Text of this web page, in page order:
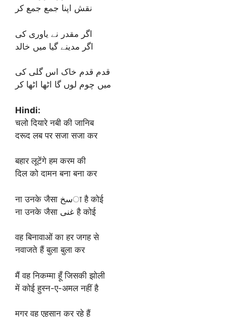
نقش اپنا جمع جمع کر
اگر مقدر نے یاوری کی
اگر مدینے گیا میں خالد
قدم قدم خاک اس گلی کی
میں چوم لوں گا اٹھا اٹھا کر
Hindi:
चलो दियारे नबी की जानिब
दरूद लब पर सजा सजा कर
बहार लूटेंगे हम करम की
दिल को दामन बना बना कर
ना उनके जैसा سخा है कोई
ना उनके जैसा غنی है कोई
वह बिनावाओं का हर जगह से
नवाजते हैं बुला बुला कर
मैं वह निकम्मा हूँ जिसकी झोली
में कोई हुस्न-ए-अमल नहीं है
मगर वह एहसान कर रहे हैं